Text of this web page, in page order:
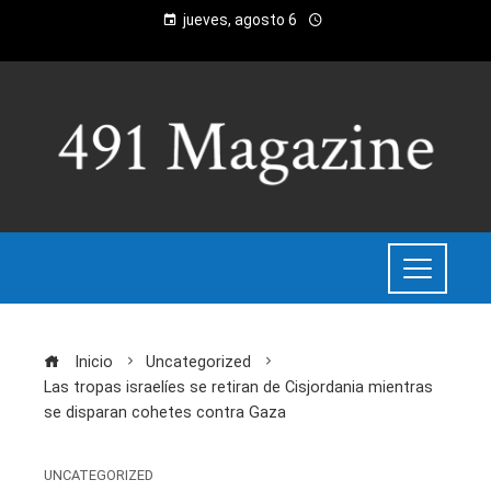
jueves, agosto 6
Inicio
Uncategorized
Las tropas israelíes se retiran de Cisjordania mientras
se disparan cohetes contra Gaza
UNCATEGORIZED